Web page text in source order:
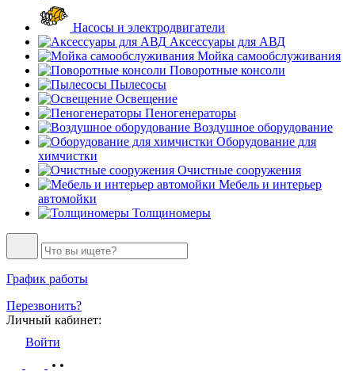
Насосы и электродвигатели
Аксессуары для АВД
Мойка самообслуживания
Поворотные консоли
Пылесосы
Освещение
Пеногенераторы
Воздушное оборудование
Оборудование для
химчистки
Очистные сооружения
Мебель и интерьер
автомойки
Толщиномеры
График работы
Перезвонить?
Личный кабинет:
Войти